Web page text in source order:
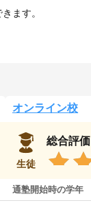
ます。
オンライン校
生徒
総合評価
通塾開始時の学年